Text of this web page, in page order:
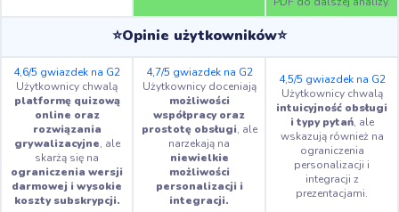
⭐Opinie użytkowników⭐
4,6/5 gwiazdek na G2
Użytkownicy chwalą
platformę quizową
online oraz
rozwiązania
grywalizacyjne, ale
skarżą się na
ograniczenia wersji
darmowej i wysokie
koszty subskrypcji.
4,7/5 gwiazdek na G2
Użytkownicy doceniają
możliwości
współpracy oraz
prostotę obsługi, ale
narzekają na
niewielkie
możliwości
personalizacji i
integracji.
4,5/5 gwiazdek na G2
Użytkownicy chwalą
intuicyjność obsługi
i typy pytań, ale
wskazują również na
ograniczenia
personalizacji i
integracji z
prezentacjami.